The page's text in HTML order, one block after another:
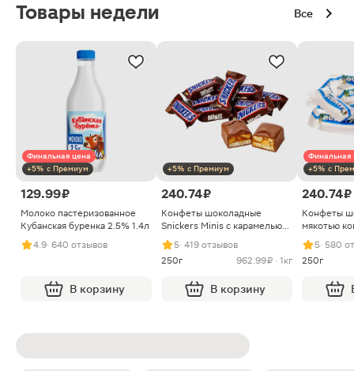
Товары недели Все
Финальная цена
+5% с Премиум
129.99 ₽
Молоко пастеризованное
Кубанская буренка 2.5% 1.4л
4.9· 640 отзывов
В корзину
+5% с Премиум
240.74 ₽
Конфеты шоколадные
Snickers Minis с карамелью
арахисом и нугой
5· 419 отзывов
250г
962.99 ₽ · 1кг
В корзину
Финальная
+5% с
240.74 ₽
Конфеты
мякотью
5· 580
250г